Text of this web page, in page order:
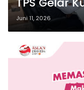
Mahasiswa
Juni 11, 2026